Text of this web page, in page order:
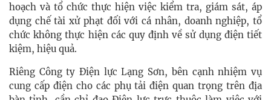
hoạch và tổ chức thực hiện việc kiểm tra, giám sát, áp
dụng chế tài xử phạt đối với cá nhân, doanh nghiệp, tổ
chức không thực hiện các quy định về sử dụng điện tiết
kiệm, hiệu quả.
Riêng Công ty Điện lực Lạng Sơn, bên cạnh nhiệm vụ
cung cấp điện cho các phụ tải điện quan trọng trên địa